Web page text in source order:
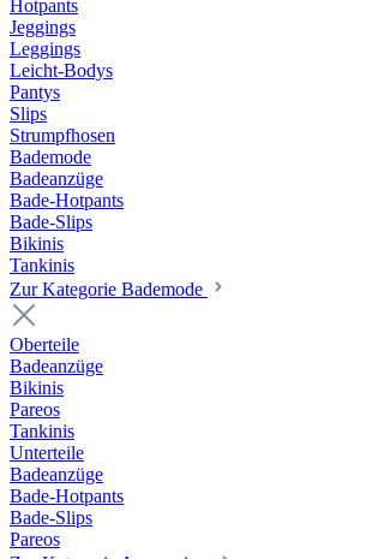
Hotpants
Jeggings
Leggings
Leicht-Bodys
Pantys
Slips
Strumpfhosen
Bademode
Badeanzüge
Bade-Hotpants
Bade-Slips
Bikinis
Tankinis
Zur Kategorie Bademode
Oberteile
Badeanzüge
Bikinis
Pareos
Tankinis
Unterteile
Badeanzüge
Bade-Hotpants
Bade-Slips
Pareos